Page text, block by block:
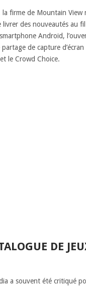
firme de Mountain View
livrer des nouveautés au
Android,
de capture
le Crowd Choice.
DE
a souvent été critiqué